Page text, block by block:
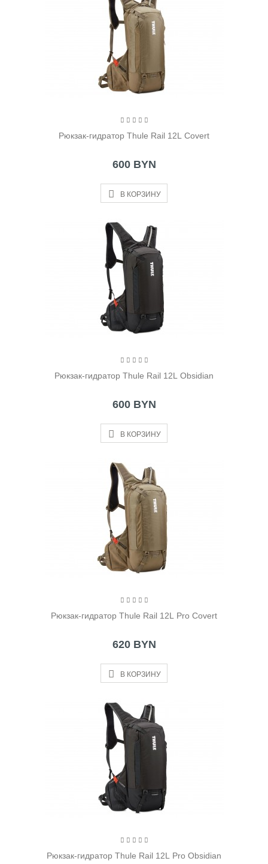
Рюкзак-гидратор Thule Rail 12L Covert
600 BYN
В КОРЗИНУ
Рюкзак-гидратор Thule Rail 12L Obsidian
600 BYN
В КОРЗИНУ
Рюкзак-гидратор Thule Rail 12L Pro Covert
620 BYN
В КОРЗИНУ
Рюкзак-гидратор Thule Rail 12L Pro Obsidian